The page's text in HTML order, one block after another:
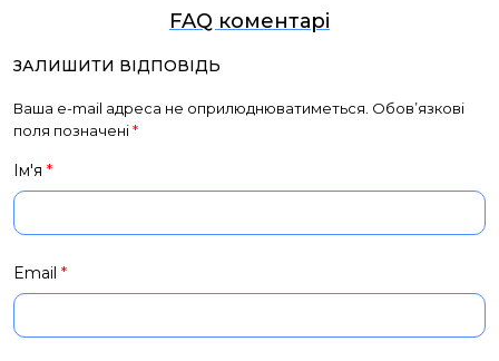
FAQ коментарі
ЗАЛИШИТИ ВІДПОВІДЬ
Ваша e-mail адреса не оприлюднюватиметься. Обов’язкові
поля позначені*
Ім'я *
Email *